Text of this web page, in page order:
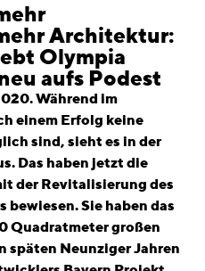
Architektur:
Olympia
aufs Podest
Während im
einem Erfolg keine
sind, sieht es in der
Das haben jetzt die
der Revitalisierung des
bewiesen. Sie haben das
Quadratmeter großen
späten Neunziger Jahren